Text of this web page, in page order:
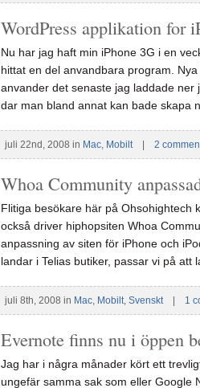
WordPress applikation for
Nu har jag haft min iPhone 3G i en
hittat en del anvandbara program.
anvander det senaste jag laddade
dar man bland annat kan bade skapa
juli 22nd, 2008 in Mac, Mobilt| 2
Whoa Community
Flitiga besökare här på Ohsohightech
också driver hiphopsiten Whoa
anpassning av siten för iPhone och
landar i Telias butiker, passar vi på
juli 8th, 2008 in Mac, Mobilt, Svenskt| 1
Evernote finns nu i öppen
Jag har i några månader kört ett
ungefär samma sak som eller Google